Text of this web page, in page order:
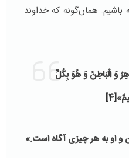
همان‌گونه که خداوند
وَ الْبَاطِنُ وَ هُوَ بِكُلِّ
[4]
و او به هر چیزی آگاه است.»